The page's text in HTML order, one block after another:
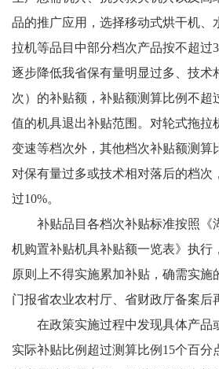
品的推广应用，选择移动式烘干机、
拉机等品目中部分档次产品按不超过
逐步降低我省保有量明显过多、技术
次）的补贴额，补贴额测算比例不超
值的机具退出补贴范围。对轮式拖拉
变速等档次外，其他档次补贴额测算
对保有量过多或技术相对落后的档次
过10%。
补贴品目各档次补贴标准按照《
机购置补贴机具补贴额一览表》执行
原则上不得实施累加补贴，确需实施
门报省农业农村厅、省财政厅备案后
在政策实施过程中发现具体产品
实际补贴比例超过测算比例15个百分